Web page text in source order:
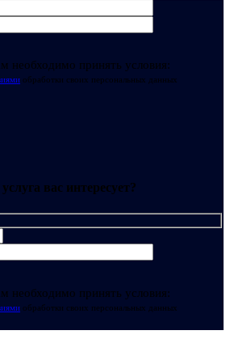
необходимо принять условия:
обработки своих персональных данных
вас интересует?
необходимо принять условия:
обработки своих персональных данных